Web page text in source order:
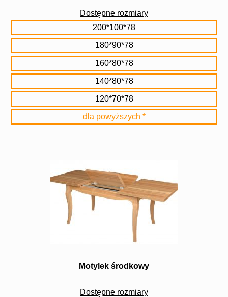
Dostępne rozmiary
200*100*78
180*90*78
160*80*78
140*80*78
120*70*78
dla powyższych *
Motylek środkowy
Dostępne rozmiary